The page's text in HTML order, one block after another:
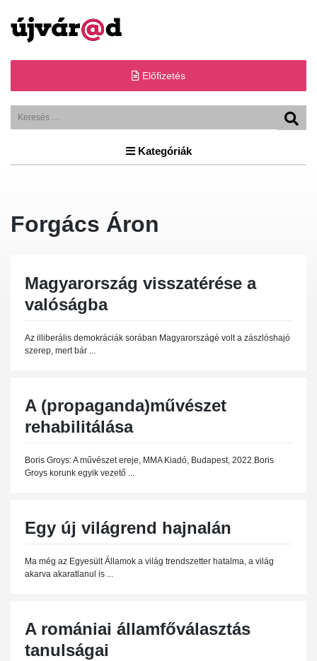
Előfizetés
Kategóriák
Forgács Áron
Magyarország visszatérése a
valóságba
Az illiberális demokráciák sorában Magyarországé volt a zászlóshajó
szerep, mert bár ...
A (propaganda)művészet
rehabilitálása
Boris Groys: A művészet ereje, MMA Kiadó, Budapest, 2022 Boris
Groys korunk egyik vezető ...
Egy új világrend hajnalán
Ma még az Egyesült Államok a világ trendszetter hatalma, a világ
akarva akaratlanul is ...
A romániai államfőválasztás
tanulságai